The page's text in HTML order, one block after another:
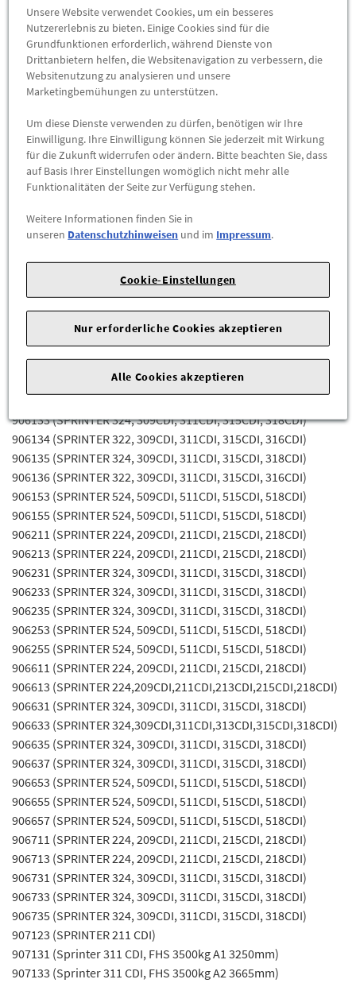
ZUM WARENKORB HINZUFÜGEN
Herstellerangaben:Mercedes-Benz AG |Mercedesstr. 120 |
70723 Stuttgart |Tel: +49711170 |E-Mail:
dialog.mb@mercedes-benz.com|Webseite:
Sie sind sich nicht sicher, ob das Ersatzteil bei Ihrem Fahrzeug
passt?
Kein Problem.
Fahrzeugs,
wir prüfen für Sie, ob das Teil passt.
Zum Beispiel passend (kann Ausstattung- oder
Fahrgestellnummer Abhängig sein) für die Mercedes-Benz
Modelle:
906111 (SPRINTER 224, 209CDI, 211CDI, 215CDI, 218CDI)
906113 (SPRINTER 224, 209CDI, 211CDI, 215CDI, 218CDI)
906131 (SPRINTER 324, 309CDI, 311CDI, 315CDI, 318CDI)
906133 (SPRINTER 324, 309CDI, 311CDI, 315CDI, 318CDI)
906134 (SPRINTER 322, 309CDI, 311CDI, 315CDI, 316CDI)
906135 (SPRINTER 324, 309CDI, 311CDI, 315CDI, 318CDI)
906136 (SPRINTER 322, 309CDI, 311CDI, 315CDI, 316CDI)
906153 (SPRINTER 524, 509CDI, 511CDI, 515CDI, 518CDI)
906155 (SPRINTER 524, 509CDI, 511CDI, 515CDI, 518CDI)
906211 (SPRINTER 224, 209CDI, 211CDI, 215CDI, 218CDI)
906213 (SPRINTER 224, 209CDI, 211CDI, 215CDI, 218CDI)
906231 (SPRINTER 324, 309CDI, 311CDI, 315CDI, 318CDI)
906233 (SPRINTER 324, 309CDI, 311CDI, 315CDI, 318CDI)
906235 (SPRINTER 324, 309CDI, 311CDI, 315CDI, 318CDI)
906253 (SPRINTER 524, 509CDI, 511CDI, 515CDI, 518CDI)
906255 (SPRINTER 524, 509CDI, 511CDI, 515CDI, 518CDI)
906611 (SPRINTER 224, 209CDI, 211CDI, 215CDI, 218CDI)
906613 (SPRINTER 224,209CDI,211CDI,213CDI,215CDI,218CDI)
906631 (SPRINTER 324, 309CDI, 311CDI, 315CDI, 318CDI)
906633 (SPRINTER 324,309CDI,311CDI,313CDI,315CDI,318CDI)
906635 (SPRINTER 324, 309CDI, 311CDI, 315CDI, 318CDI)
906637 (SPRINTER 324, 309CDI, 311CDI, 315CDI, 318CDI)
906653 (SPRINTER 524, 509CDI, 511CDI, 515CDI, 518CDI)
906655 (SPRINTER 524, 509CDI, 511CDI, 515CDI, 518CDI)
906657 (SPRINTER 524, 509CDI, 511CDI, 515CDI, 518CDI)
906711 (SPRINTER 224, 209CDI, 211CDI, 215CDI, 218CDI)
906713 (SPRINTER 224, 209CDI, 211CDI, 215CDI, 218CDI)
906731 (SPRINTER 324, 309CDI, 311CDI, 315CDI, 318CDI)
906733 (SPRINTER 324, 309CDI, 311CDI, 315CDI, 318CDI)
906735 (SPRINTER 324, 309CDI, 311CDI, 315CDI, 318CDI)
907123 (SPRINTER 211 CDI)
907131 (Sprinter 311 CDI, FHS 3500kg A1 3250mm)
907133 (Sprinter 311 CDI, FHS 3500kg A2 3665mm)
Unsere Website verwendet Cookies, um ein besseres
Nutzererlebnis zu bieten. Einige Cookies sind für die
Grundfunktionen erforderlich, während Dienste von
Drittanbietern helfen, die Websitenavigation zu verbessern, die
Websitenutzung zu analysieren und unsere
Marketingbemühungen zu unterstützen.
Um diese Dienste verwenden zu dürfen, benötigen wir Ihre
Einwilligung. Ihre Einwilligung können Sie jederzeit mit Wirkung
für die Zukunft widerrufen oder ändern. Bitte beachten Sie, dass
auf Basis Ihrer Einstellungen womöglich nicht mehr alle
Funktionalitäten der Seite zur Verfügung stehen.
Weitere Informationen finden Sie in
unseren Datenschutzhinweisen und im Impressum.
Cookie-Einstellungen
Nur erforderliche Cookies akzeptieren
Alle Cookies akzeptieren